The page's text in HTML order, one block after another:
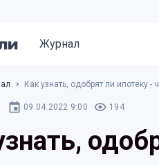
Журнал
Как узнать, одобрят ли ипотеку -
09.04.2022 9:00 194